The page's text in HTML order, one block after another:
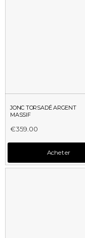
JONC TORSADÉ ARGENT
MASSIF
€359.00
Acheter